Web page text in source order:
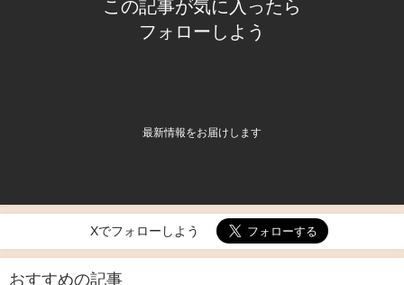
この記事が気に入ったら
フォローしよう
最新情報をお届けします
Xでフォローしよう
おすすめの記事